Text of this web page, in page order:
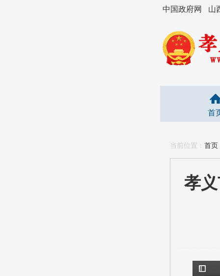
中国政府网 山
首
当前位置： 首页
孝